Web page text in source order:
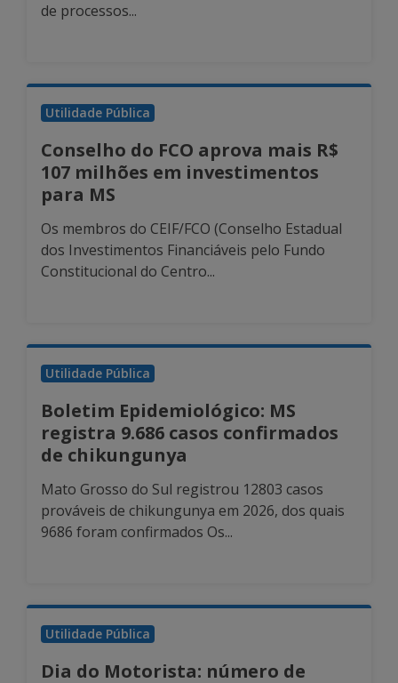
de processos...
Utilidade Pública
Conselho do FCO aprova mais R$
107 milhões em investimentos
para MS
Os membros do CEIF/FCO (Conselho Estadual
dos Investimentos Financiáveis pelo Fundo
Constitucional do Centro...
Utilidade Pública
Boletim Epidemiológico: MS
registra 9.686 casos confirmados
de chikungunya
Mato Grosso do Sul registrou 12803 casos
prováveis de chikungunya em 2026, dos quais
9686 foram confirmados Os...
Utilidade Pública
Dia do Motorista: número de